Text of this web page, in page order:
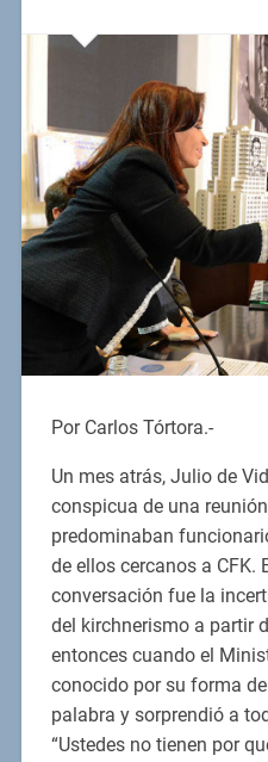
Por Carlos Tórtora.-
Un mes atrás, Julio de
conspicua de una
predominaban
de ellos cercanos a CFK.
conversación fue la
del kirchnerismo a partir
entonces cuando el
conocido por su forma
palabra y sorprendió a
“Ustedes no tienen por